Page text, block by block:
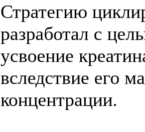
Стратегию
разработал с
усвоение
вследствие его
концентрации.